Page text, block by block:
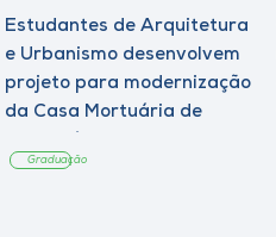
Estudantes de Arquitetura
e Urbanismo desenvolvem
projeto para modernização
da Casa Mortuária de
Graduação